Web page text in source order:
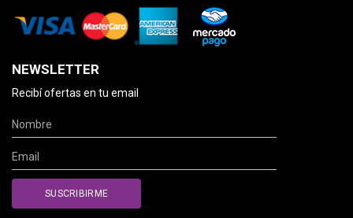
NEWSLETTER
Recibí ofertas en tu email